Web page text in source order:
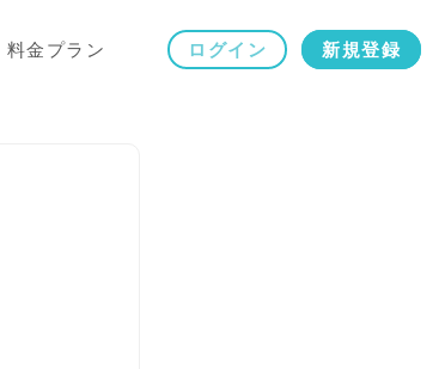
料金プラン ログイン 新規登録